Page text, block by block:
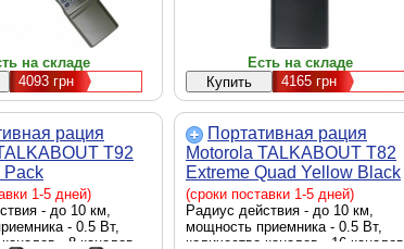
на складе
4093 грн
Есть на складе
4165 грн
рация
T92
Pack
1-5 дней)
- до 10 км,
- 0.5 Вт,
- 8 каналов,
Портативная рация
Motorola TALKABOUT T82
Extreme Quad Yellow Black
(5031753007218)
(сроки поставки 1-5 дней)
Радиус действия - до 10 км,
мощность приемника - 0.5 Вт,
количество каналов - 16 каналов,